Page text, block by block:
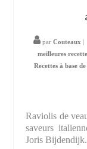
par Couteaux
meilleures
Recettes à base
Raviolis de
saveurs
Joris Bijdendijk.